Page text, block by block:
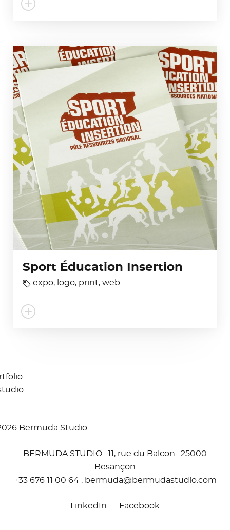
Sport Éducation Insertion
expo, logo, print,web
Bermuda Studio
BERMUDA STUDIO . 11, rue du Balcon . 25000
Besançon
+33 676 11 00 64 .
moc.oidutsadumreb@adumreb
LinkedIn — Facebook